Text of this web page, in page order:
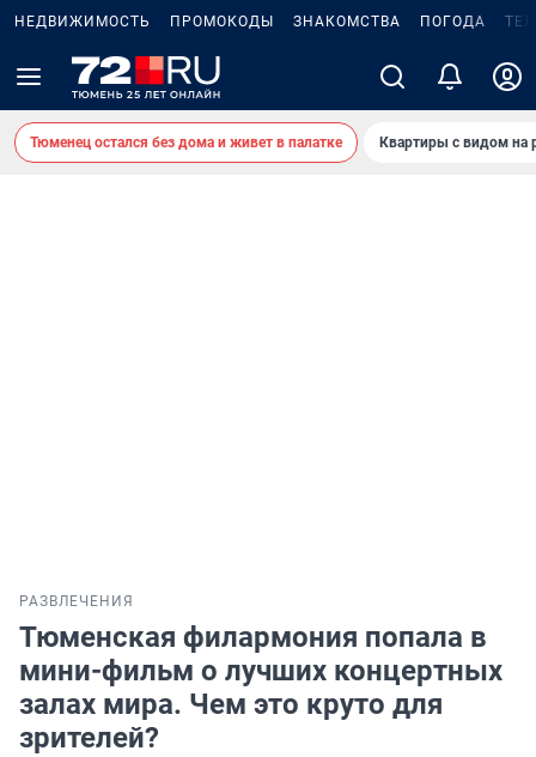
НЕДВИЖИМОСТЬ ПРОМОКОДЫ ЗНАКОМСТВА ПОГОДА
Тюменец остался без дома и живет в палатке Квартиры с видом на
РАЗВЛЕЧЕНИЯ
Тюменская филармония попала в
мини-фильм о лучших концертных
залах мира. Чем это круто для
зрителей?